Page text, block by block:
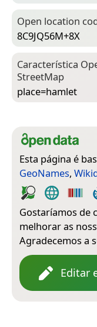
Open location
8C9JQ56M+8X
Característica
Street­Map
place=­hamlet
Esta página é
GeoNames,
Gostaríamos de
melhorar as
Agradecemos a
Editar